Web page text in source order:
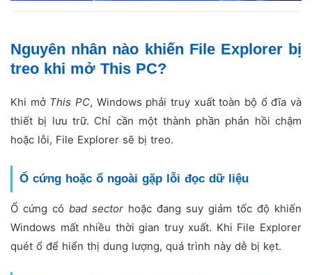
Nguyên nhân nào khiến File Explorer bị
treo khi mở This PC?
Khi mở This PC, Windows phải truy xuất toàn bộ ổ đĩa và
thiết bị lưu trữ. Chỉ cần một thành phần phản hồi chậm
hoặc lỗi, File Explorer sẽ bị treo.
Ổ cứng hoặc ổ ngoài gặp lỗi đọc dữ liệu
Ổ cứng có bad sector hoặc đang suy giảm tốc độ khiến
Windows mất nhiều thời gian truy xuất. Khi File Explorer
quét ổ để hiển thị dung lượng, quá trình này dễ bị kẹt.